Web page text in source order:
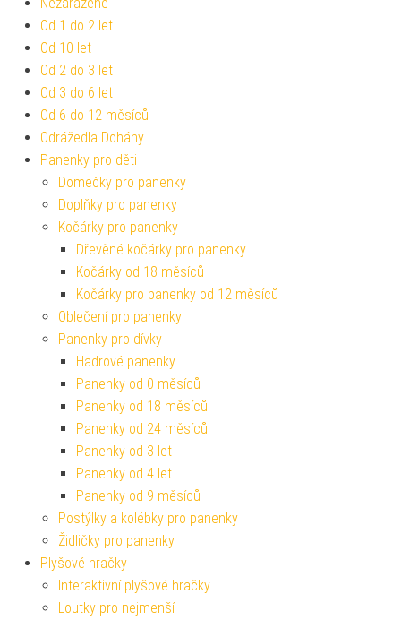
Od 1 do 2 let
Od 10 let
Od 2 do 3 let
Od 3 do 6 let
Od 6 do 12 měsíců
Odrážedla Dohány
Panenky pro děti
Domečky pro panenky
Doplňky pro panenky
Kočárky pro panenky
Dřevěné kočárky pro panenky
Kočárky od 18 měsíců
Kočárky pro panenky od 12 měsíců
Oblečení pro panenky
Panenky pro dívky
Hadrové panenky
Panenky od 0 měsíců
Panenky od 18 měsíců
Panenky od 24 měsíců
Panenky od 3 let
Panenky od 4 let
Panenky od 9 měsíců
Postýlky a kolébky pro panenky
Židličky pro panenky
Plyšové hračky
Interaktivní plyšové hračky
Loutky pro nejmenší